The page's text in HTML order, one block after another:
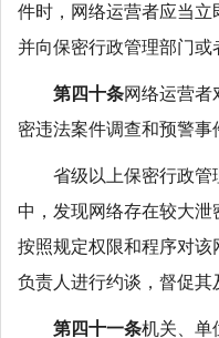
件时，网络运营者应当立
并向保密行政管理部门或
第四十条网络运营者
密违法案件调查和预警事
省级以上保密行政管
中，发现网络存在较大泄
按照规定权限和程序对
负责人进行约谈，督促其
第四十一条机关、单